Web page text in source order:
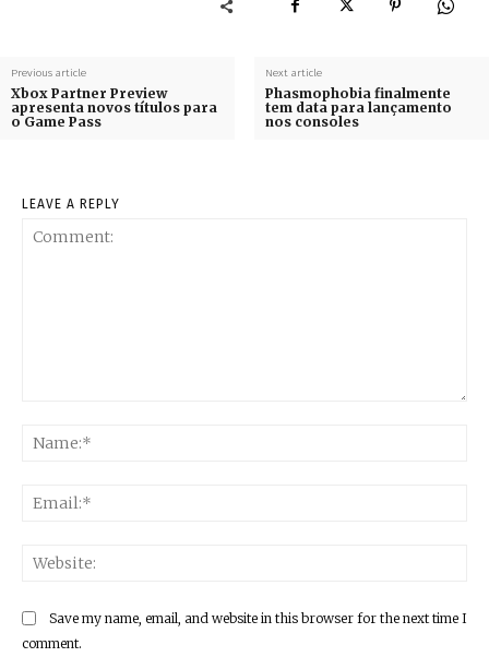
Previous article
Xbox Partner Preview
apresenta novos títulos para
o Game Pass
Next article
Phasmophobia finalmente
tem data para lançamento
nos consoles
LEAVE A REPLY
Save my name, email, and website in this browser for the next time I
comment.